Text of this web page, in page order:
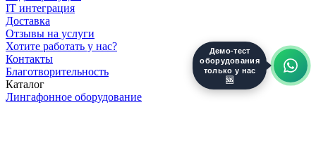
IT интеграция
Доставка
Отзывы на услуги
Хотите работать у нас?
Контакты
Благотворительность
Каталог
Лингафонное оборудование
Демо-тест
оборудования
только у нас
🆘